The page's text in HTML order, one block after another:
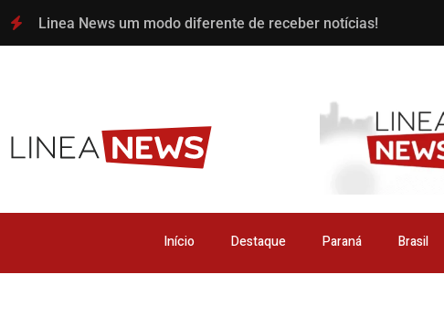
Linea News um modo diferente de receber notícias!
Início Destaque Paraná Brasil